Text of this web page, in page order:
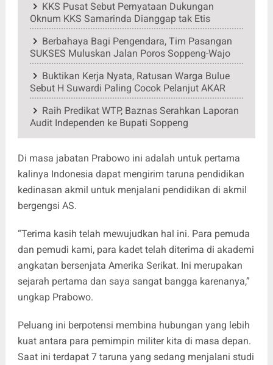
KKS Pusat Sebut Pernyataan Dukungan
Oknum KKS Samarinda Dianggap tak Etis
Berbahaya Bagi Pengendara, Tim Pasangan
SUKSES Muluskan Jalan Poros Soppeng-Wajo
Buktikan Kerja Nyata, Ratusan Warga Bulue
Sebut H Suwardi Paling Cocok Pelanjut AKAR
Raih Predikat WTP, Baznas Serahkan Laporan
Audit Independen ke Bupati Soppeng
Di masa jabatan Prabowo ini adalah untuk pertama
kalinya Indonesia dapat mengirim taruna pendidikan
kedinasan akmil untuk menjalani pendidikan di akmil
bergengsi AS.
“Terima kasih telah mewujudkan hal ini. Para pemuda
dan pemudi kami, para kadet telah diterima di akademi
angkatan bersenjata Amerika Serikat. Ini merupakan
sejarah pertama dan saya sangat bangga karenanya,”
ungkap Prabowo.
Peluang ini berpotensi membina hubungan yang lebih
kuat antara para pemimpin militer kita di masa depan.
Saat ini terdapat 7 taruna yang sedang menjalani studi